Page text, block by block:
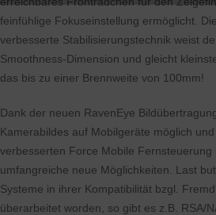
feinfühlige Fokuseinstellung ermöglicht.
verbesserte Stabilisierungstechnik weist
Smoothness-Dimension und gleicht
das bis zu einer Brennweite von 100mm!
Dank der neuen RavenEye
Kamerabildes auf Mobilgeräte möglich
verbesserten Force Mobile Fernsteuerung
umfangreiche neue Möglichkeiten. Last
Systeme in ihrer Kompatibilität bzgl.
überarbeitet worden, so gibt es z.B. RSA/